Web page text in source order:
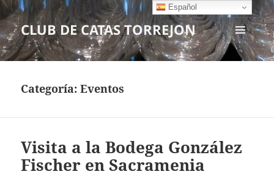
CLUB DE CATAS TORREJON
MENÚ
Y
Categoría:Eventos
Visita a la Bodega González
Fischer en Sacramenia
Español